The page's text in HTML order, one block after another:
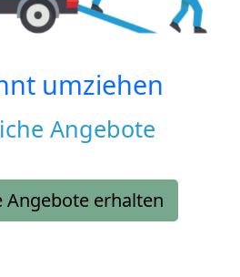
umziehen
Angebote
Angebote erhalten